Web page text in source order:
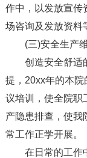
作中，以发放宣传
场咨询及发放资料
(三)安全生产
创造安全舒适
提，20xx年的本
议培训，使全院职
产隐患排查，使我
常工作正学开展。
在日常的工作